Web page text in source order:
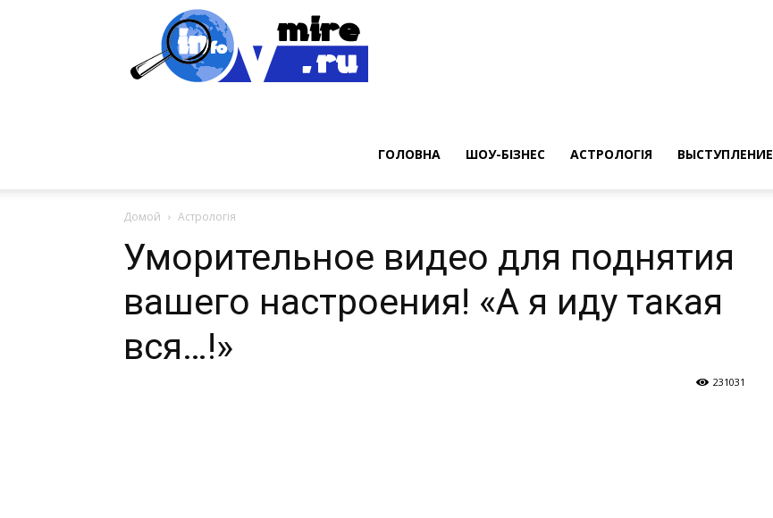
ГОЛОВНА ШОУ-БІЗНЕС АСТРОЛОГІЯ ВЫСТУПЛЕНИЕ
Домой Астрологія
Уморительное видео для поднятия
вашего настроения! «А я иду такая
вся…!»
231031